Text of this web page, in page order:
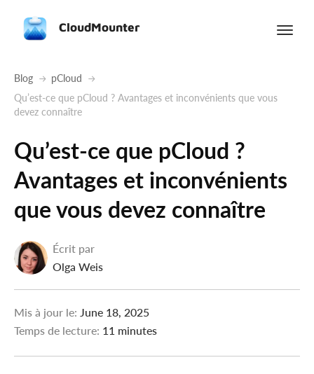
CloudMounter
Blog
pCloud
Qu’est-ce que pCloud ? Avantages et inconvénients que vous
devez connaître
Qu’est-ce que pCloud ?
Avantages et inconvénients
que vous devez connaître
Écrit par
Olga Weis
Mis à jour le: June 18, 2025
Temps de lecture: 11 minutes